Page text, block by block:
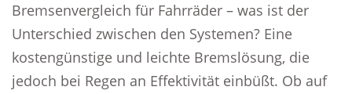
Bremsenvergleich für Fahrräder – was ist der
Unterschied zwischen den Systemen? Eine
kostengünstige und leichte Bremslösung, die
jedoch bei Regen an Effektivität einbüßt. Ob auf